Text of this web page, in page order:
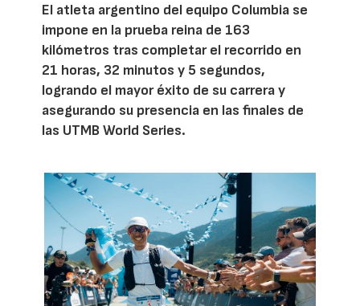
El atleta argentino del equipo Columbia se
impone en la prueba reina de 163
kilómetros tras completar el recorrido en
21 horas, 32 minutos y 5 segundos,
logrando el mayor éxito de su carrera y
asegurando su presencia en las finales de
las UTMB World Series.